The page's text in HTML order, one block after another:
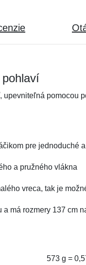
upevniteľná pomocou
pre jednoduché
a pružného vlákna
vreca, tak je
má rozmery 137 cm
573 g =